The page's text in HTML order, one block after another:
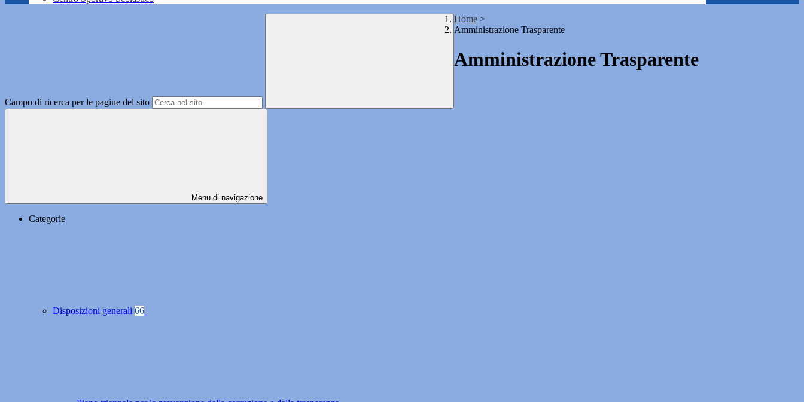
Campo di ricerca per le pagine del sito
Home >
Amministrazione Trasparente
Amministrazione Trasparente
Menu di navigazione
Categorie
Disposizioni generali 66